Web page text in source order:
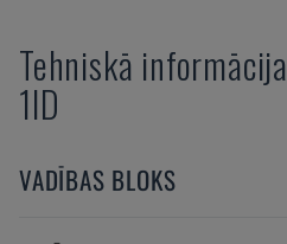
Tehniskā informācija
1ID
VADĪBAS BLOKS